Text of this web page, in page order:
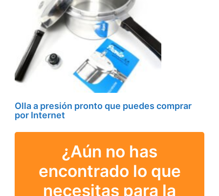
Olla a presión pronto que puedes comprar
por Internet
¿Aún no has
encontrado lo que
necesitas para la